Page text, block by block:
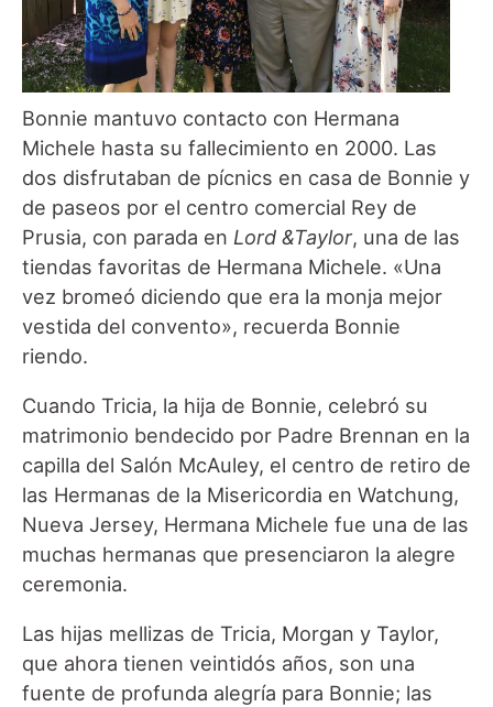
Bonnie mantuvo contacto con Hermana
Michele hasta su fallecimiento en 2000. Las
dos disfrutaban de pícnics en casa de Bonnie y
de paseos por el centro comercial Rey de
Prusia, con parada en Lord &Taylor, una de las
tiendas favoritas de Hermana Michele. «Una
vez bromeó diciendo que era la monja mejor
vestida del convento», recuerda Bonnie
riendo.
Cuando Tricia, la hija de Bonnie, celebró su
matrimonio bendecido por Padre Brennan en la
capilla del Salón McAuley, el centro de retiro de
las Hermanas de la Misericordia en Watchung,
Nueva Jersey, Hermana Michele fue una de las
muchas hermanas que presenciaron la alegre
ceremonia.
Las hijas mellizas de Tricia, Morgan y Taylor,
que ahora tienen veintidós años, son una
fuente de profunda alegría para Bonnie; las